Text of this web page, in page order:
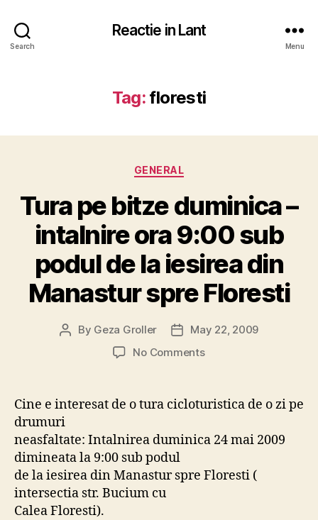
Search
Reactie in Lant
Menu
Tag: floresti
Categories
GENERAL
Tura pe bitze duminica –
intalnire ora 9:00 sub
podul de la iesirea din
Manastur spre Floresti
Post
By Geza Groller
PostMay 22, 2009
No Commentson
bitze
intalnire
9:00
Cine e interesat de o tura cicloturistica de o zi pe
drumuri
neasfaltate: Intalnirea duminica 24 mai 2009
dimineata la 9:00 sub podul
de la iesirea din Manastur spre Floresti (
intersectia str. Bucium cu
Calea Floresti).